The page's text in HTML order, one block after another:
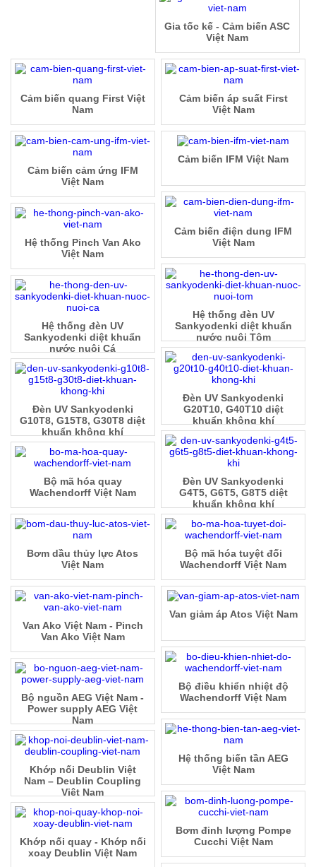
Gia tốc kế - Cảm biến ASC
Việt Nam
Cảm biến áp suất First
Việt Nam
Cảm biến quang First Việt
Nam
Cảm biến IFM Việt Nam
Cảm biến cảm ứng IFM
Việt Nam
Cảm biến điện dung IFM
Việt Nam
Hệ thống Pinch Van Ako
Việt Nam
Hệ thống đèn UV
Sankyodenki diệt khuẩn
nước nuôi Tôm
Hệ thống đèn UV
Sankyodenki diệt khuẩn
nước nuôi Cá
Đèn UV Sankyodenki
G20T10, G40T10 diệt
khuẩn không khí
Đèn UV Sankyodenki
G10T8, G15T8, G30T8 diệt
khuẩn không khí
Đèn UV Sankyodenki
G4T5, G6T5, G8T5 diệt
khuẩn không khí
Bộ mã hóa quay
Wachendorff Việt Nam
Bộ mã hóa tuyệt đối
Wachendorff Việt Nam
Bơm dầu thủy lực Atos
Việt Nam
Van giảm áp Atos Việt Nam
Van Ako Việt Nam - Pinch
Van Ako Việt Nam
Bộ điều khiển nhiệt độ
Wachendorff Việt Nam
Bộ nguồn AEG Việt Nam -
Power supply AEG Việt
Nam
Hệ thống biến tần AEG
Việt Nam
Khớp nối Deublin Việt
Nam – Deublin Coupling
Việt Nam
Bơm đinh lượng Pompe
Cucchi Việt Nam
Khớp nối quay - Khớp nối
xoay Deublin Việt Nam